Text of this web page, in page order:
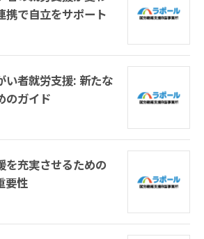
携で自立をサポート
い者就労支援: 新たな
のガイド
を充実させるための
要性